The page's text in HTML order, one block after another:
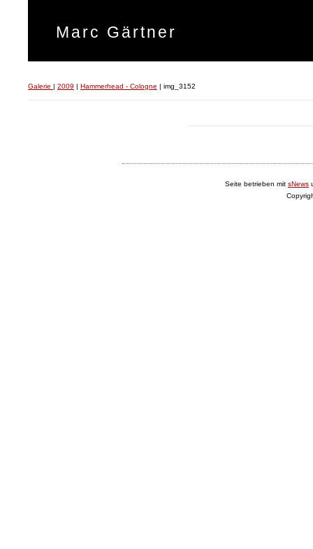
Marc Gärtner
Galerie | 2009 | Hammerhead - Cologne | img_3152
Seite betrieben mit sNews